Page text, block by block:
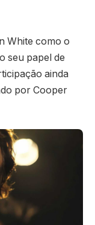
White como o
seu papel de
ainda
por Cooper